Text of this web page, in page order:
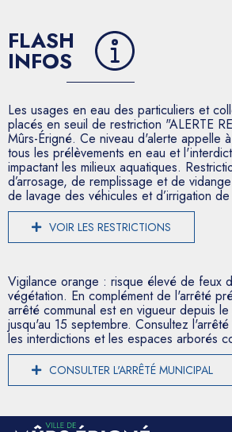
FLASH
INFOS
Les usages en eau des particuliers et
placés en seuil de restriction "ALERTE
Mûrs-Érigné. Ce niveau d'alerte appelle
tous les prélèvements en eau et
impactant les milieux aquatiques.
d’arrosage, de remplissage et de
de lavage des véhicules et d’irrigation
VOIR LES RESTRICTIONS
Vigilance orange : risque élevé de feux
végétation. En complément de l'arrêté
arrêté communal est en vigueur depuis
jusqu'au 15 septembre. Consultez
les interdictions et les espaces arborés
CONSULTER L'ARRÊTÉ MUNICIPAL